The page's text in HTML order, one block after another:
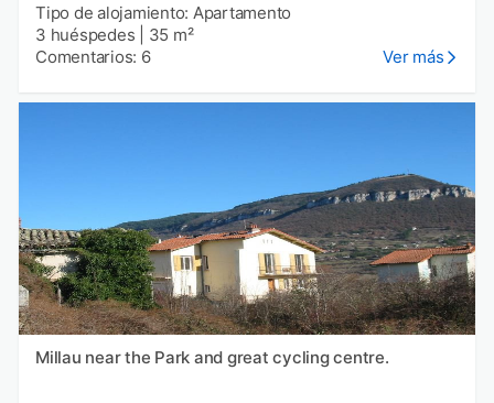
Tipo de alojamiento: Apartamento
3 huéspedes
35 m²
Comentarios: 6
Ver más
Millau near the Park and great cycling centre.